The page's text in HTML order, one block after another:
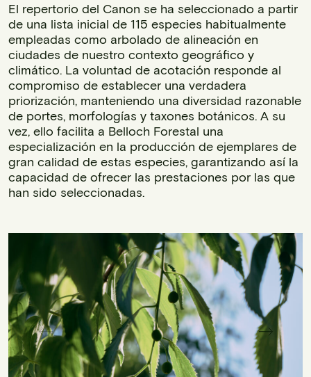
El repertorio del Canon se ha seleccionado a partir
de una lista inicial de 115 especies habitualmente
empleadas como arbolado de alineación en
ciudades de nuestro contexto geográfico y
climático. La voluntad de acotación responde al
compromiso de establecer una verdadera
priorización, manteniendo una diversidad razonable
de portes, morfologías y taxones botánicos. A su
vez, ello facilita a Belloch Forestal una
especialización en la producción de ejemplares de
gran calidad de estas especies, garantizando así la
capacidad de ofrecer las prestaciones por las que
han sido seleccionadas.